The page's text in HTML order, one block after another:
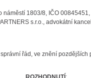
náměstí 1803/8, IČO
s.r.o., advokátní
řád, ve znění pozdějších